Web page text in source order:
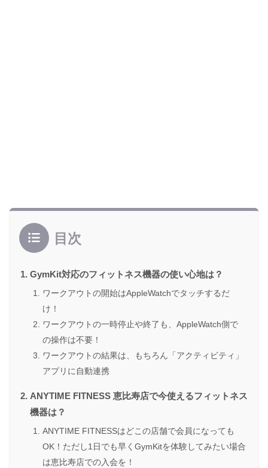
目次
GymKit対応のフィットネス機器の使い心地は？
ワークアウトの開始はAppleWatchでタッチするだ
け！
ワークアウトの一時停止や終了も、AppleWatch側で
の操作は不要！
ワークアウトの結果は、もちろん「アクティビティ」
アプリに自動連携
ANYTIME FITNESS 恵比寿店で今使えるフィットネス
機器は？
ANYTIME FITNESSはどこの店舗で会員になっても
OK！ただし1日でも早くGymKitを体験してみたい場合
は恵比寿店での入会を！